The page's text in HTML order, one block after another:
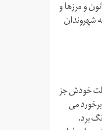
و مرزها و
شهروندان
خودش جز
می
پیونگ یانگ برد.